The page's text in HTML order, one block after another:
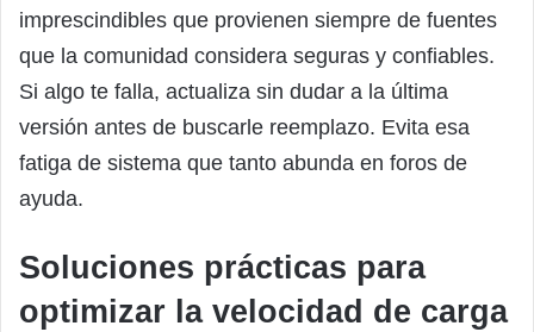
imprescindibles que provienen siempre de fuentes
que la comunidad considera seguras y confiables.
Si algo te falla, actualiza sin dudar a la última
versión antes de buscarle reemplazo. Evita esa
fatiga de sistema que tanto abunda en foros de
ayuda.
Soluciones prácticas para
optimizar la velocidad de carga